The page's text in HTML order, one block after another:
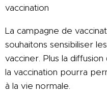
vaccination
La campagne de
souhaitons sensibiliser
vacciner. Plus la
la vaccination pourra
à la vie normale.